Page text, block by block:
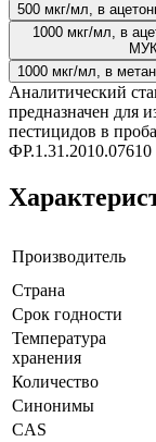
500 мкг/мл, в
1000 мкг/мл, в
1000 мкг/мл, в
Аналитический
предназначен для
пестицидов в
ФР.1.31.2010.07610
Производитель
Страна
Срок годности
Температура
хранения
Количество
Синонимы
CAS